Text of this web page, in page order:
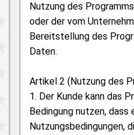
Nutzung des
oder der vom
Bereitstellung des
Daten.
Artikel 2 (Nutzung des
1. Der Kunde kann das
Bedingung nutzen, dass
Nutzungsbedingungen,